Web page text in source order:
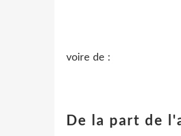
voire de :
De la part de